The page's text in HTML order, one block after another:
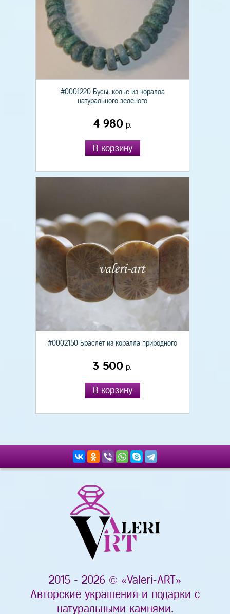
#0001220 Бусы, колье из коралла
натурального зелёного
4 980р.
В корзину
#0002150 Браслет из коралла природного
3 500 р.
В корзину
2015 - 2026 © «Valeri-ART»
Авторские украшения и подарки с
натуральными камнями.